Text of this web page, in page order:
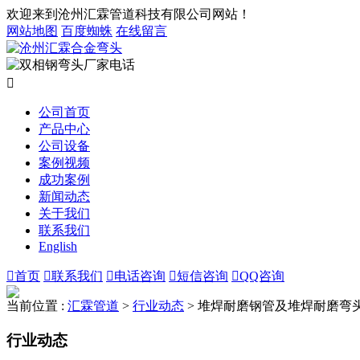
欢迎来到沧州汇霖管道科技有限公司网站！
网站地图 百度蜘蛛 在线留言

公司首页
产品中心
公司设备
案例视频
成功案例
新闻动态
关于我们
联系我们
English
首页 联系我们 电话咨询 短信咨询 QQ咨询
当前位置 : 汇霖管道 > 行业动态 > 堆焊耐磨钢管及堆焊耐磨弯
行业动态